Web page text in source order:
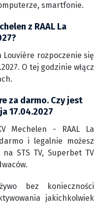
smartfonie.
z RAAL La
Louvière rozpoczenie się
O tej godzinie włącz
za darmo. Czy jest
17.04.2027
Mechelen - RAAL La
i legalnie możesz
STS TV, Superbet TV
bez konieczności
jakichkolwiek